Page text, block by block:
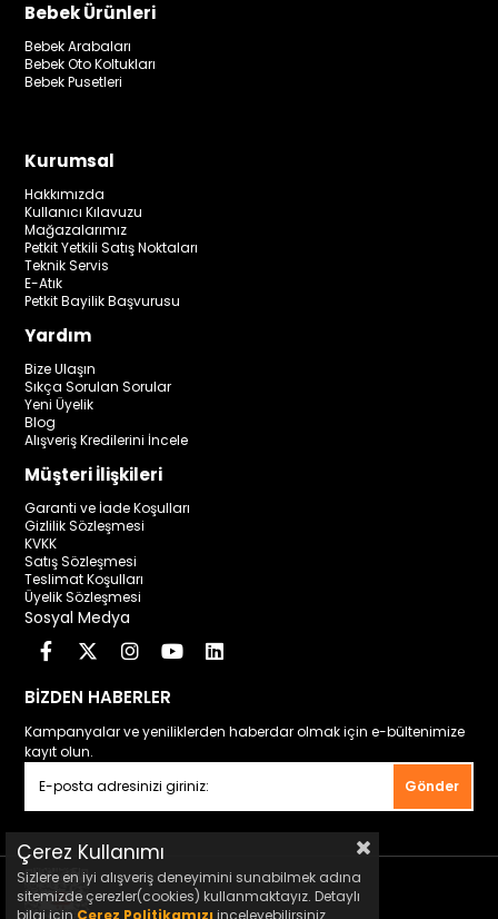
Bebek Ürünleri
Bebek Arabaları
Bebek Oto Koltukları
Bebek Pusetleri
Kurumsal
Hakkımızda
Kullanıcı Kılavuzu
Mağazalarımız
Petkit Yetkili Satış Noktaları
Teknik Servis
E-Atık
Petkit Bayilik Başvurusu
Yardım
Bize Ulaşın
Sıkça Sorulan Sorular
Yeni Üyelik
Blog
Alışveriş Kredilerini İncele
Müşteri İlişkileri
Garanti ve İade Koşulları
Gizlilik Sözleşmesi
KVKK
Satış Sözleşmesi
Teslimat Koşulları
Üyelik Sözleşmesi
Sosyal Medya
BİZDEN HABERLER
Kampanyalar ve yeniliklerden haberdar olmak için e-bültenimize
kayıt olun.
Gönder
Çerez Kullanımı
Sizlere en iyi alışveriş deneyimini sunabilmek adına
sitemizde çerezler(cookies) kullanmaktayız. Detaylı
bilgi için Çerez Politikamızı inceleyebilirsiniz.